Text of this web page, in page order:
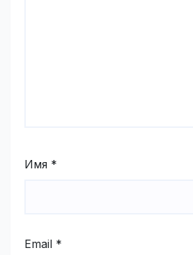
Имя *
Email *